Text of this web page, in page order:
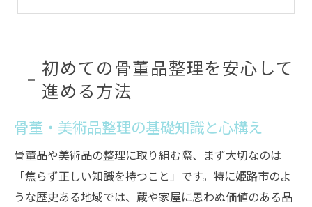
姫路市で骨董・美術品の価値を見極めるコツ
骨董・美術品の価値査定で注目すべき点
姫路市ならではの骨董・美術品価値判断法
査定額に影響する骨董・美術品の特徴とは
骨董品の真贋を見抜くポイントを解説
美術品を高く評価してもらうための準備
骨董品を高く売るために知っておきたい流れ
初めての骨董品整理を安心して
進める方法
骨董・美術品整理の基礎知識と心構え
骨董品や美術品の整理に取り組む際、まず大切なのは
「焦らず正しい知識を持つこと」です。特に姫路市のよ
うな歴史ある地域では、蔵や家屋に思わぬ価値のある品